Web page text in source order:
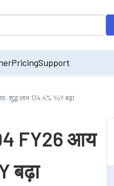
the input field. On
PricingSupport
शुद्ध लाभ 134.4% YoY बढ़ा
FY26 आय
बढ़ा